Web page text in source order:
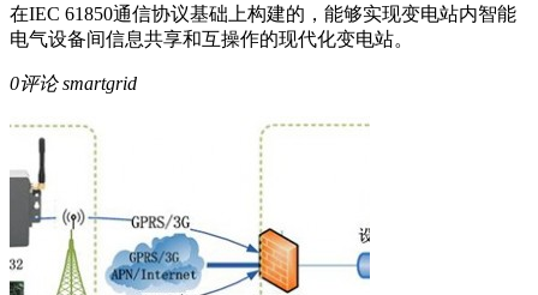
在IEC 61850通信协议基础上构建的，能够实现变电站内智能
电气设备间信息共享和互操作的现代化变电站。
0评论smartgrid